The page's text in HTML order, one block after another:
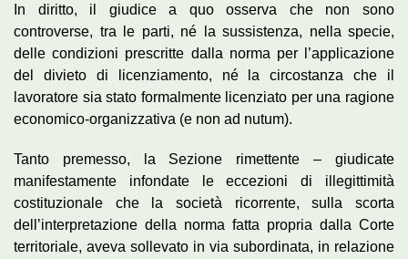
In diritto, il giudice a quo osserva che non sono
controverse, tra le parti, né la sussistenza, nella specie,
delle condizioni prescritte dalla norma per l’applicazione
del divieto di licenziamento, né la circostanza che il
lavoratore sia stato formalmente licenziato per una ragione
economico-organizzativa (e non ad nutum).
Tanto premesso, la Sezione rimettente – giudicate
manifestamente infondate le eccezioni di illegittimità
costituzionale che la società ricorrente, sulla scorta
dell’interpretazione della norma fatta propria dalla Corte
territoriale, aveva sollevato in via subordinata, in relazione